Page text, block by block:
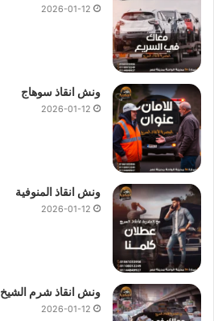
2026-01-12
ونش انقاذ سوهاج
2026-01-12
ونش انقاذ المنوفية
2026-01-12
ونش انقاذ شرم الشيخ
2026-01-12